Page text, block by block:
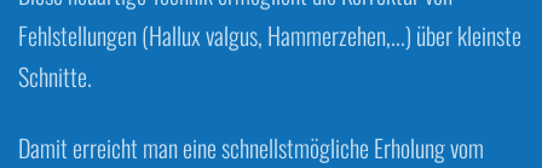
Fehlstellungen (Hallux valgus, Hammerzehen,...) über kleinste
Schnitte.
Damit erreicht man eine schnellstmögliche Erholung vom